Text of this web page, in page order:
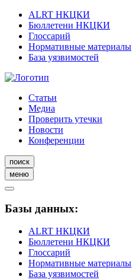
ALRT НКЦКИ
Бюллетени НКЦКИ
Глоссарий
Нормативные материалы
База уязвимостей
Статьи
Медиа
Проверить утечки
Новости
Конференции
поиск
меню
Базы данных:
ALRT НКЦКИ
Бюллетени НКЦКИ
Глоссарий
Нормативные материалы
База уязвимостей